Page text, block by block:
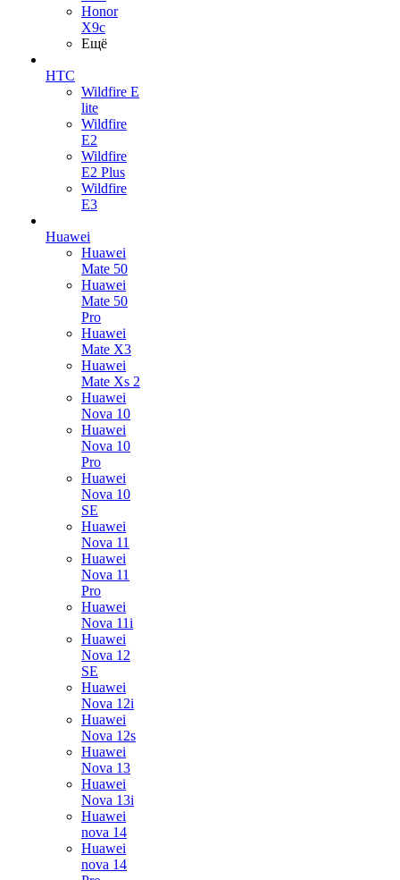
Honor
X9c
Ещё
HTC
Wildfire E
lite
Wildfire
E2
Wildfire
E2 Plus
Wildfire
E3
Huawei
Huawei
Mate 50
Huawei
Mate 50
Pro
Huawei
Mate X3
Huawei
Mate Xs 2
Huawei
Nova 10
Huawei
Nova 10
Pro
Huawei
Nova 10
SE
Huawei
Nova 11
Huawei
Nova 11
Pro
Huawei
Nova 11i
Huawei
Nova 12
SE
Huawei
Nova 12i
Huawei
Nova 12s
Huawei
Nova 13
Huawei
Nova 13i
Huawei
nova 14
Huawei
nova 14